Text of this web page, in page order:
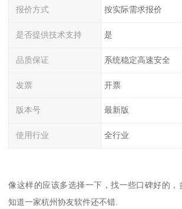
报价方式 按实际需求报价
是否提供技术支持 是
品质保证 系统稳定高速安全
发票 开票
版本号 最新版
使用行业 全行业
像这样的应该多选择一下，找一些口碑好的，
知道一家杭州协友软件还不错.